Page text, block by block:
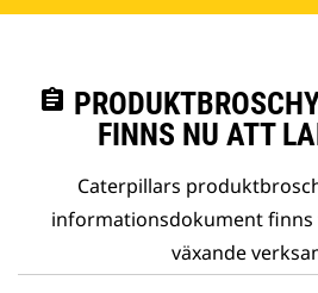
assignment
FINNS NU ATT
Caterpillars
informationsdokument
växande